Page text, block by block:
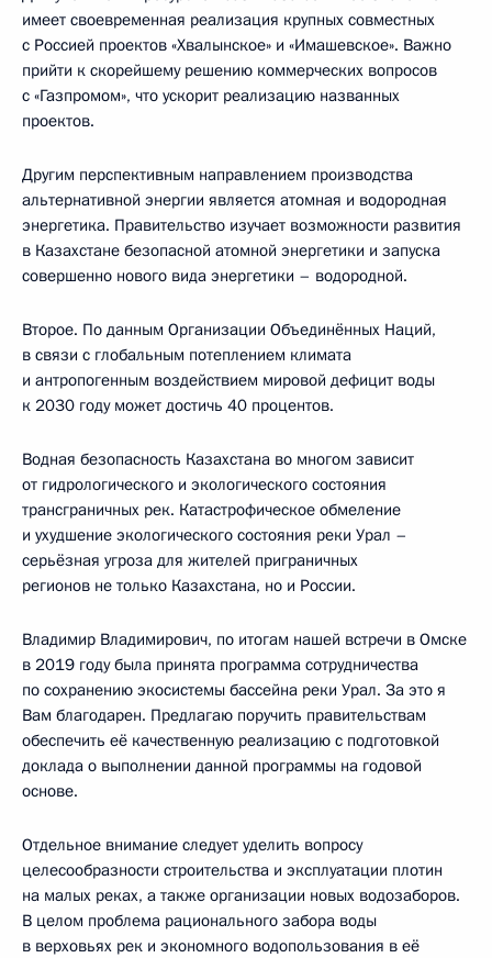
имеет своевременная реализация крупных совместных
с Россией проектов «Хвалынское» и «Имашевское». Важно
прийти к скорейшему решению коммерческих вопросов
с «Газпромом», что ускорит реализацию названных
проектов.
Другим перспективным направлением производства
альтернативной энергии является атомная и водородная
энергетика. Правительство изучает возможности развития
в Казахстане безопасной атомной энергетики и запуска
совершенно нового вида энергетики – водородной.
Второе. По данным Организации Объединённых Наций,
в связи с глобальным потеплением климата
и антропогенным воздействием мировой дефицит воды
к 2030 году может достичь 40 процентов.
Водная безопасность Казахстана во многом зависит
от гидрологического и экологического состояния
трансграничных рек. Катастрофическое обмеление
и ухудшение экологического состояния реки Урал –
серьёзная угроза для жителей приграничных
регионов не только Казахстана, но и России.
Владимир Владимирович, по итогам нашей встречи в Омске
в 2019 году была принята программа сотрудничества
по сохранению экосистемы бассейна реки Урал. За это я
Вам благодарен. Предлагаю поручить правительствам
обеспечить её качественную реализацию с подготовкой
доклада о выполнении данной программы на годовой
основе.
Отдельное внимание следует уделить вопросу
целесообразности строительства и эксплуатации плотин
на малых реках, а также организации новых водозаборов.
В целом проблема рационального забора воды
в верховьях рек и экономного водопользования в её